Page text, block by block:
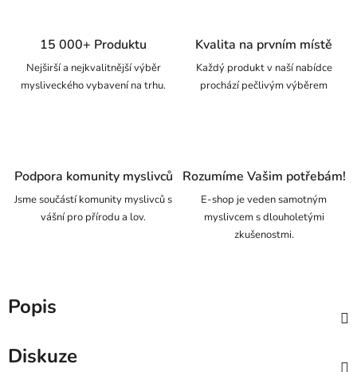
15 000+ Produktu
Nejširší a nejkvalitnější výběr
mysliveckého vybavení na trhu.
Kvalita na prvním místě
Každý produkt v naší nabídce
prochází pečlivým výběrem
Podpora komunity myslivců
Jsme součástí komunity myslivců s
vášní pro přírodu a lov.
Rozumíme Vašim potřebám!
E-shop je veden samotným
myslivcem s dlouholetými
zkušenostmi.
Popis
Diskuze